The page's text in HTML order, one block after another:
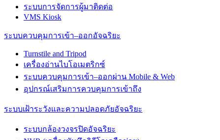
ระบบการจัดการผู้มาติดต่อ
VMS Kiosk
ระบบควบคุมการเข้า–ออกอัจฉริยะ
Turnstile and Tripod
เครื่องอ่านไบโอเมตริกซ์
ระบบควบคุมการเข้า–ออกผ่าน Mobile & Web
อุปกรณ์เสริมการควบคุมการเข้าถึง
ระบบเฝ้าระวังและความปลอดภัยอัจฉริยะ
ระบบกล้องวงจรปิดอัจฉริยะ